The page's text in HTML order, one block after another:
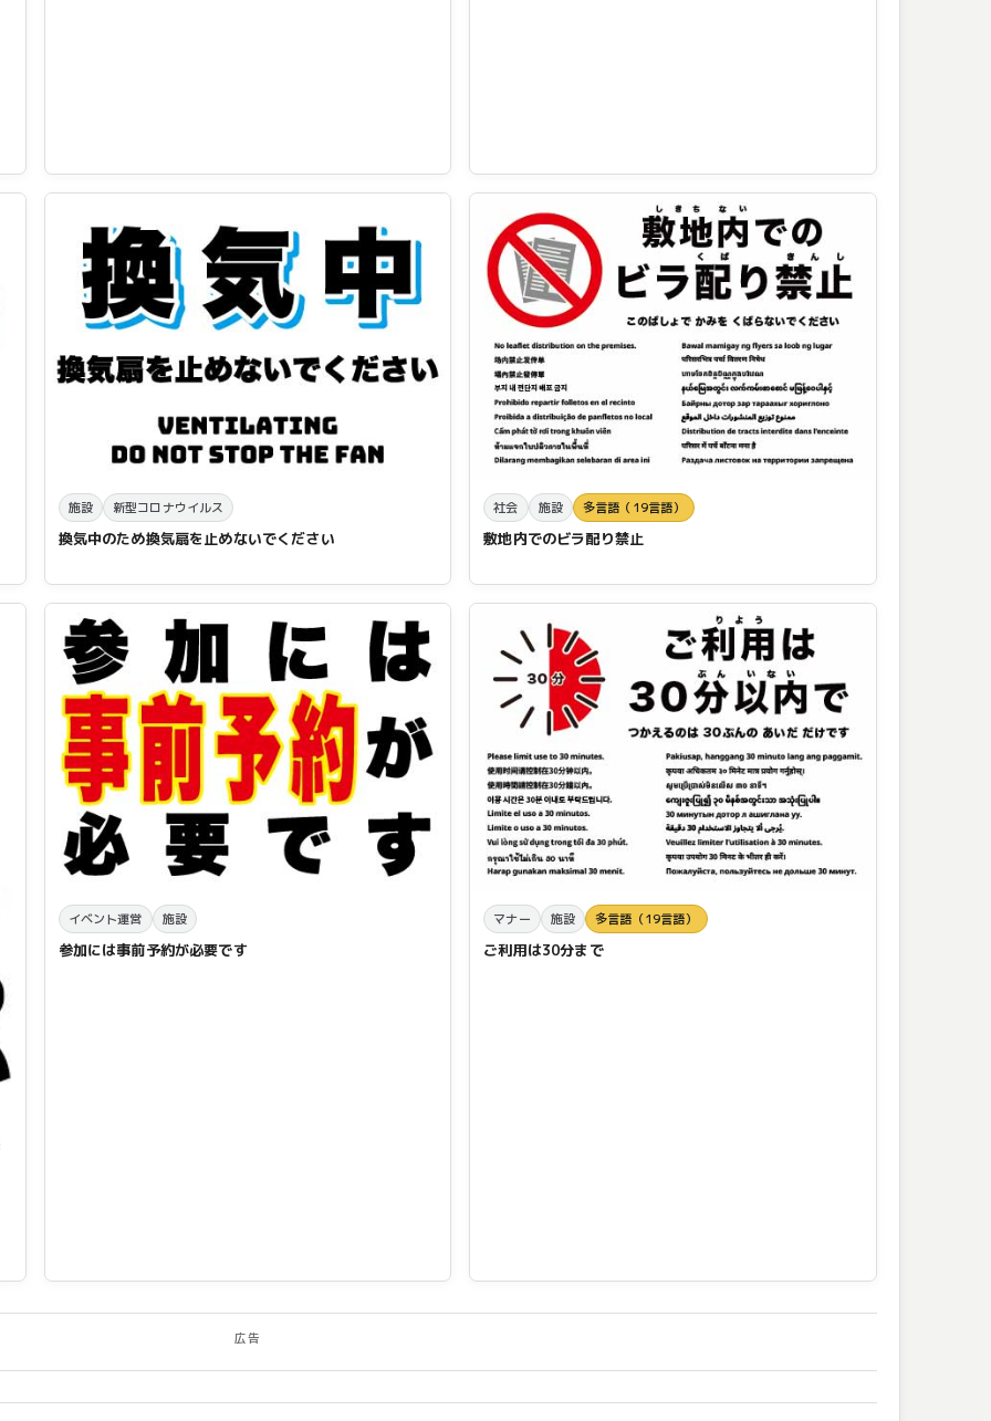
施設 新型コロナウイルス
換気中のため換気扇を止めないでください
社会 施設 多言語（19言語）
敷地内でのビラ配り禁止
イベント運営 施設
参加には事前予約が必要です
マナー 施設 多言語（19言語）
ご利用は30分まで
広告